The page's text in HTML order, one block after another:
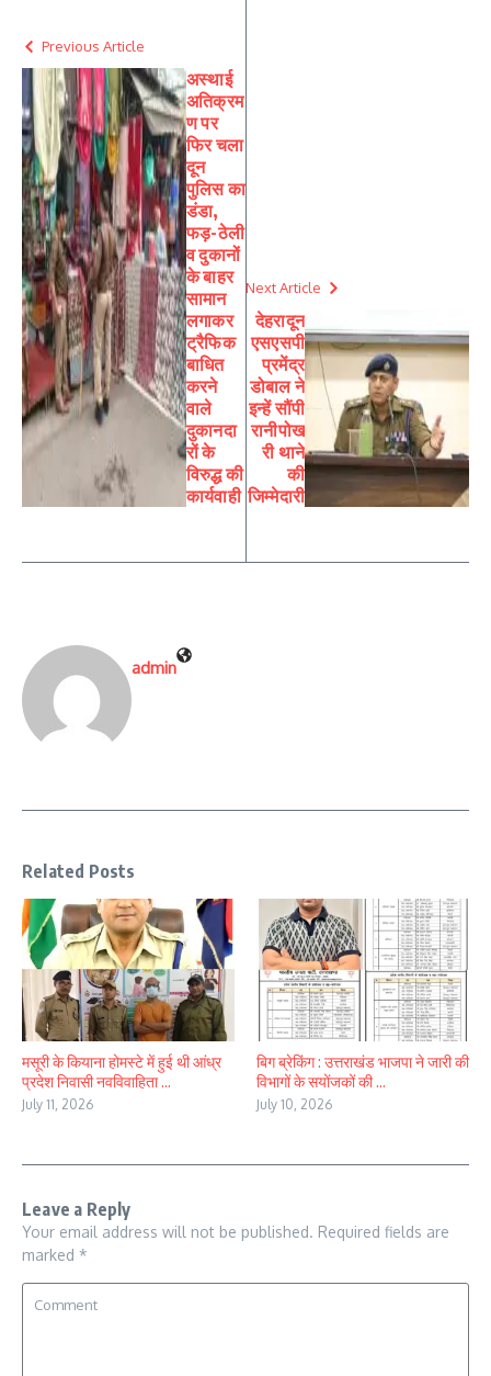
Previous Article
अस्थाई
अतिक्रम
ण पर
फिर चला
दून
पुलिस का
डंडा,
फड़-ठेली
व दुकानों
के बाहर
सामान
लगाकर
ट्रैफिक
बाधित
करने
वाले
दुकानदा
रों के
विरुद्ध की
कार्यवाही
Next Article
देहरादून
एसएसपी
प्रमेंद्र
डोबाल ने
इन्हें सौंपी
रानीपोख
री थाने
की
जिम्मेदारी
admin
Related Posts
मसूरी के कियाना होमस्टे में हुई थी आंध्र
प्रदेश निवासी नवविवाहिता ...
July 11, 2026
बिग ब्रेकिंग : उत्तराखंड भाजपा ने जारी की
विभागों के सयोंजकों की ...
July 10, 2026
Leave a Reply
Your email address will not be published. Required fields are
marked *